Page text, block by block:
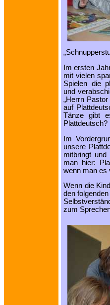
Im ersten
mit vielen
Spielen die
und
„Herrn
auf
Tänze gibt
Plattdeutsch?
Im
unsere
mitbringt
man hier:
wenn man es
Wenn die
den
zum